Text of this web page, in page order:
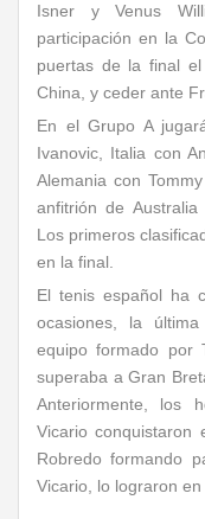
Isner y Venus
participación en la
puertas de la final
China, y ceder ante
En el Grupo A
Ivanovic, Italia con
Alemania con
anfitrión de Australia
Los primeros
en la final.
El tenis español ha
ocasiones, la
equipo formado por
superaba a Gran
Anteriormente, los
Vicario
Robredo formando
Vicario, lo lograron en